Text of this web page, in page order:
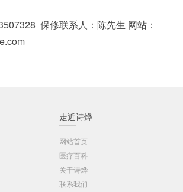
保修联系人：陈先生 网站：
走近诗烨
网站首页
医疗百科
关于诗烨
联系我们